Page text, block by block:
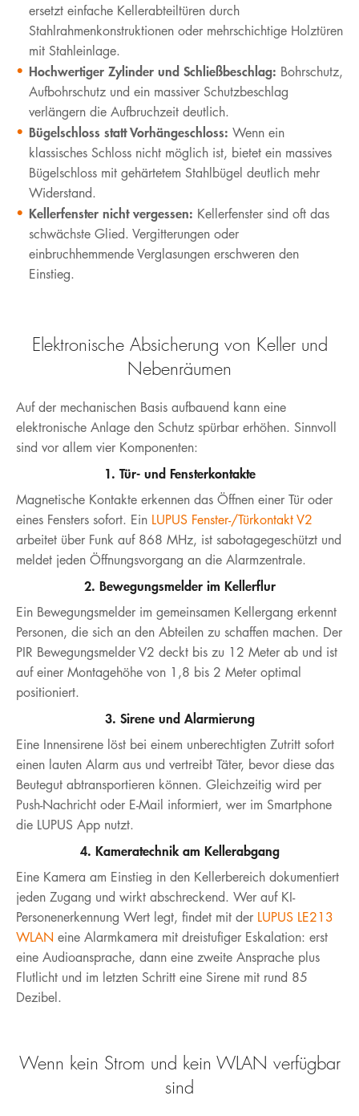
ersetzt einfache Kellerabteiltüren durch
Stahlrahmenkonstruktionen oder mehrschichtige Holztüren
mit Stahleinlage.
Hochwertiger Zylinder und Schließbeschlag: Bohrschutz,
Aufbohrschutz und ein massiver Schutzbeschlag
verlängern die Aufbruchzeit deutlich.
Bügelschloss statt Vorhängeschloss: Wenn ein
klassisches Schloss nicht möglich ist, bietet ein massives
Bügelschloss mit gehärtetem Stahlbügel deutlich mehr
Widerstand.
Kellerfenster nicht vergessen: Kellerfenster sind oft das
schwächste Glied. Vergitterungen oder
einbruchhemmende Verglasungen erschweren den
Einstieg.
Elektronische Absicherung von Keller und
Nebenräumen
Auf der mechanischen Basis aufbauend kann eine
elektronische Anlage den Schutz spürbar erhöhen. Sinnvoll
sind vor allem vier Komponenten:
1. Tür- und Fensterkontakte
Magnetische Kontakte erkennen das Öffnen einer Tür oder
eines Fensters sofort. Ein LUPUS Fenster-/Türkontakt V2
arbeitet über Funk auf 868 MHz, ist sabotagegeschützt und
meldet jeden Öffnungsvorgang an die Alarmzentrale.
2. Bewegungsmelder im Kellerflur
Ein Bewegungsmelder im gemeinsamen Kellergang erkennt
Personen, die sich an den Abteilen zu schaffen machen. Der
PIR Bewegungsmelder V2 deckt bis zu 12 Meter ab und ist
auf einer Montagehöhe von 1,8 bis 2 Meter optimal
positioniert.
3. Sirene und Alarmierung
Eine Innensirene löst bei einem unberechtigten Zutritt sofort
einen lauten Alarm aus und vertreibt Täter, bevor diese das
Beutegut abtransportieren können. Gleichzeitig wird per
Push-Nachricht oder E-Mail informiert, wer im Smartphone
die LUPUS App nutzt.
4. Kameratechnik am Kellerabgang
Eine Kamera am Einstieg in den Kellerbereich dokumentiert
jeden Zugang und wirkt abschreckend. Wer auf KI-
Personenerkennung Wert legt, findet mit der LUPUS LE213
WLAN eine Alarmkamera mit dreistufiger Eskalation: erst
eine Audioansprache, dann eine zweite Ansprache plus
Flutlicht und im letzten Schritt eine Sirene mit rund 85
Dezibel.
Wenn kein Strom und kein WLAN verfügbar
sind